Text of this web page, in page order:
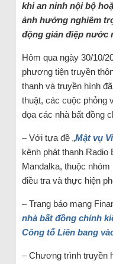
khi an ninh nội bộ
ảnh hưởng nghiêm
động gián điệp nước
Hôm qua ngày 30/10/
phương tiện truyền
thanh và truyền hình
thuật, các cuộc phỏng
dọa các nhà bất đồng
– Với tựa đề „Mật vụ
kênh phát thanh Radio
Mandalka, thuộc
điều tra và thực hiện
– Trang báo mạng
nhà bất đồng chính
Công tố Liên bang
– Chương trình truyền